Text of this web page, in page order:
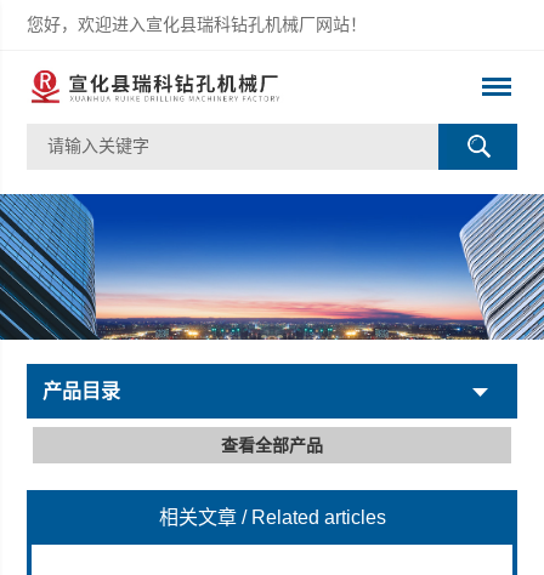
您好，欢迎进入宣化县瑞科钻孔机械厂网站！
产品目录
查看全部产品
相关文章 / Related articles